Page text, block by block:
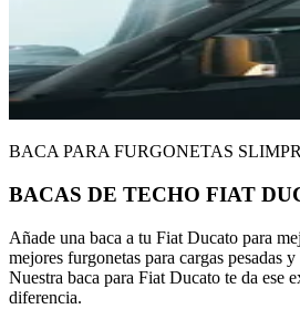
BACA PARA FURGONETAS
BACAS DE TECHO FIAT
Añade una baca a tu Fiat Ducato para
mejores furgonetas para cargas pesadas
Nuestra baca para Fiat Ducato te da ese
diferencia.